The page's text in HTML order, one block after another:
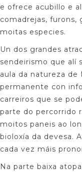
e ofrece acubillo e
comadrejas, furons,
moitas especies.
Un dos grandes
sendeirismo que alí
aula da natureza de
permanente con
carreiros que se
parte do percorrido
moitos paneis ao
bioloxía da devesa.
cada vez máis
Na parte baixa